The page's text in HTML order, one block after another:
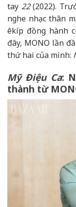
tay 22(2022).
nghe nhạc thân
êkíp đồng hành
đây, MONO lần
thứ hai của mình:
Mỹ Điệu Ca:
thành từ